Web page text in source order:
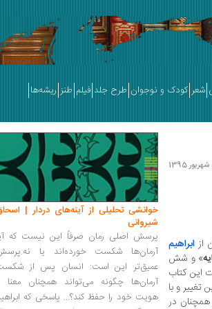
شعر کودک و نوجوان طرح جلد فیلم طنز ریشه‌ها
از ابراهیم
» و شش
این كتاب
تغییر و با
در
خوانشی تحلیلی از آینه‌های دردار |
شیروانی
پرسش اصلی رمان صرفاً این نیست که
آرمان‌ها شکست خورده‌اند یا
عمیق‌تر این است: انسان پس از
آرمان‌ها چگونه می‌تواند همچنان معنا
هویت خود را حفظ کند؟... پاسخی که